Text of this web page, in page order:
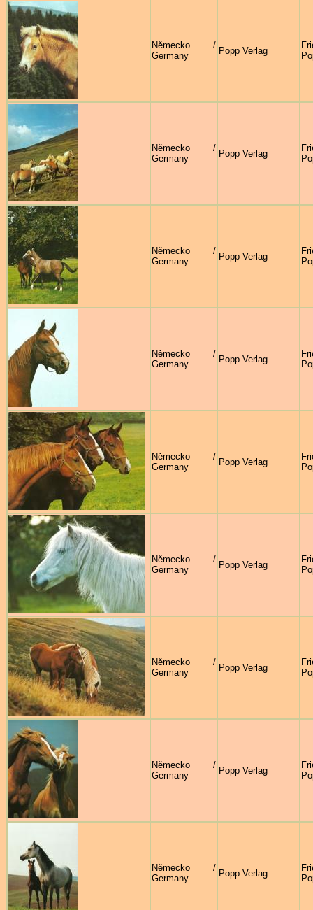
Německo /
Germany
Popp Verlag
Německo /
Germany
Popp Verlag
Německo /
Germany
Popp Verlag
Německo /
Germany
Popp Verlag
Německo /
Germany
Popp Verlag
Německo /
Germany
Popp Verlag
Německo /
Germany
Popp Verlag
Německo /
Germany
Popp Verlag
Německo /
Germany
Popp Verlag